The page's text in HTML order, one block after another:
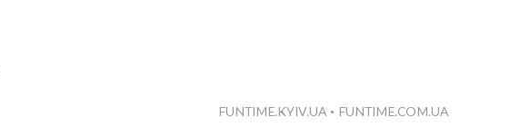
FUNTIME.KYIV.UA • FUNTIME.COM.UA